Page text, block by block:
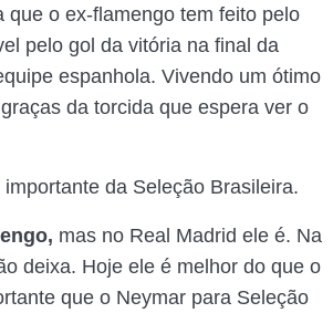
o ex-flamengo tem feito pelo
pelo gol da vitória na final da
espanhola. Vivendo um ótimo
da torcida que espera ver o
da Seleção Brasileira.
mas no Real Madrid ele é. Na
deixa. Hoje ele é melhor do que o
que o Neymar para Seleção